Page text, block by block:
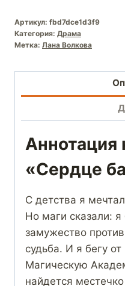
Артикул: fbd7dce1d3f9
Категория: Драма
Метка: Лана Волкова
Аннотация
«Сердце
С детства я
Но маги сказали:
замужество
судьба. И я бегу
Магическую
найдется